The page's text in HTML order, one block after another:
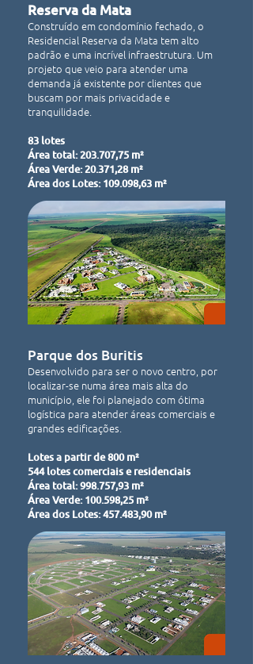
Reserva da Mata
Construído em condomínio fechado, o
Residencial Reserva da Mata tem alto
padrão e uma incrível infraestrutura. Um
projeto que veio para atender uma
demanda já existente por clientes que
buscam por mais privacidade e
tranquilidade.
83 lotes
Área total: 203.707,75 m²
Área Verde: 20.371,28 m²
Área dos Lotes: 109.098,63 m²
Parque dos Buritis
Desenvolvido para ser o novo centro, por
localizar-se numa área mais alta do
município, ele foi planejado com ótima
logística para atender áreas comerciais e
grandes edificações.
Lotes a partir de 800 m²
544 lotes comerciais e residenciais
Área total: 998.757,93 m²
Área Verde: 100.598,25 m²
Área dos Lotes: 457.483,90 m²